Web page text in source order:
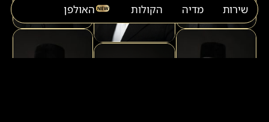
שירות מדיה הקולות האולפן